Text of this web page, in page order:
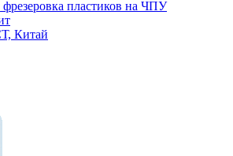
фрезеровка пластиков на ЧПУ
Китай